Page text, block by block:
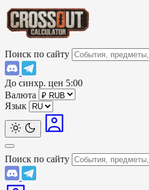
Поиск по сайту
До синхр. цен 5:00
Валюта
Язык
Поиск по сайту